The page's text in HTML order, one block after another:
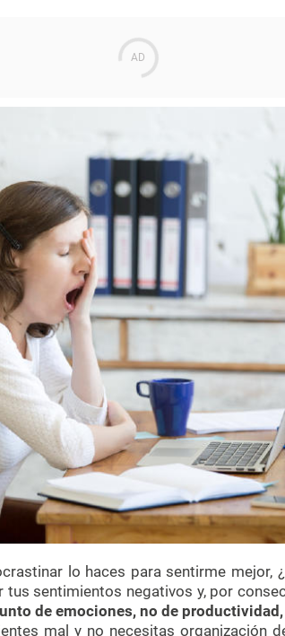
lo haces para sentirme mejor,
tus sentimientos negativos y, por
de emociones, no de productividad,
mal y no necesitas organización